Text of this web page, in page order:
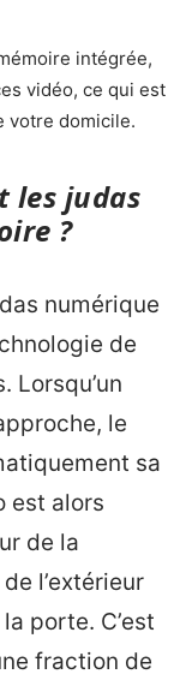
intégrée,
vidéo, ce qui est
votre domicile.
les judas
?
numérique
de
Lorsqu’un
le
sa
est alors
de la
l’extérieur
porte. C’est
fraction de